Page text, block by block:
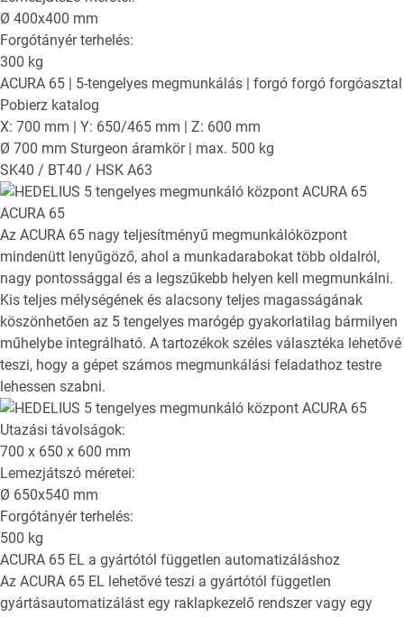
Ø 400x400 mm
Forgótányér terhelés:
300 kg
ACURA 65 | 5-tengelyes megmunkálás | forgó forgó forgóasztal
Pobierz katalog
X: 700 mm | Y: 650/465 mm | Z: 600 mm
Ø 700 mm Sturgeon áramkör | max. 500 kg
SK40 / BT40 / HSK A63
ACURA 65
Az ACURA 65 nagy teljesítményű megmunkálóközpont
mindenütt lenyűgöző, ahol a munkadarabokat több oldalról,
nagy pontossággal és a legszűkebb helyen kell megmunkálni.
Kis teljes mélységének és alacsony teljes magasságának
köszönhetően az 5 tengelyes marógép gyakorlatilag bármilyen
műhelybe integrálható. A tartozékok széles választéka lehetővé
teszi, hogy a gépet számos megmunkálási feladathoz testre
lehessen szabni.
Utazási távolságok:
700 x 650 x 600 mm
Lemezjátszó méretei:
Ø 650x540 mm
Forgótányér terhelés:
500 kg
ACURA 65 EL a gyártótól független automatizáláshoz
Az ACURA 65 EL lehetővé teszi a gyártótól független
gyártásautomatizálást egy raklapkezelő rendszer vagy egy